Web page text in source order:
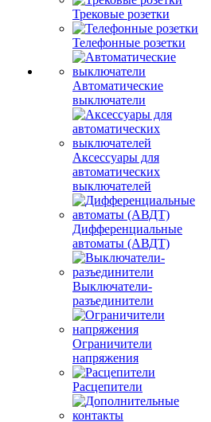
Трековые розетки
Телефонные розетки
Автоматические
выключатели
Аксессуары для
автоматических
выключателей
Дифференциальные
автоматы (АВДТ)
Выключатели-
разъединители
Ограничители
напряжения
Расцепители